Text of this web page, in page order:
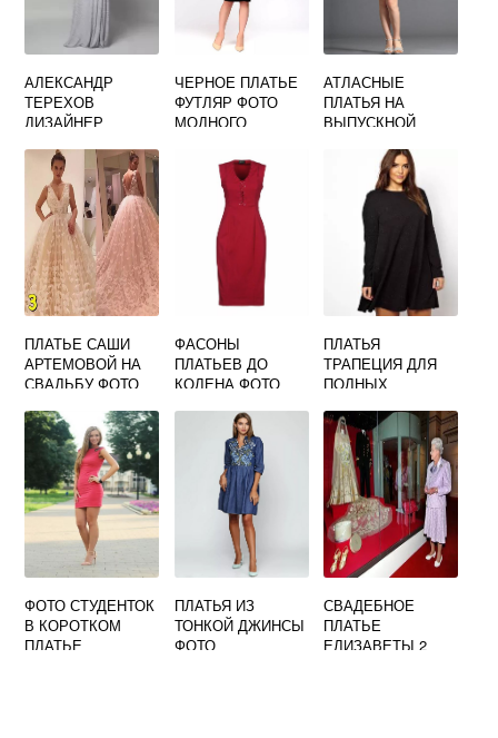
АЛЕКСАНДР
ТЕРЕХОВ
ДИЗАЙНЕР
ЧЕРНОЕ ПЛАТЬЕ
ФУТЛЯР ФОТО
МОДНОГО
АТЛАСНЫЕ
ПЛАТЬЯ НА
ВЫПУСКНОЙ
ПЛАТЬЕ САШИ
АРТЕМОВОЙ НА
СВАДЬБУ ФОТО
ФАСОНЫ
ПЛАТЬЕВ ДО
КОЛЕНА ФОТО
ПЛАТЬЯ
ТРАПЕЦИЯ ДЛЯ
ПОЛНЫХ
ФОТО СТУДЕНТОК
В КОРОТКОМ
ПЛАТЬЕ
ПЛАТЬЯ ИЗ
ТОНКОЙ ДЖИНСЫ
ФОТО
СВАДЕБНОЕ
ПЛАТЬЕ
ЕЛИЗАВЕТЫ 2